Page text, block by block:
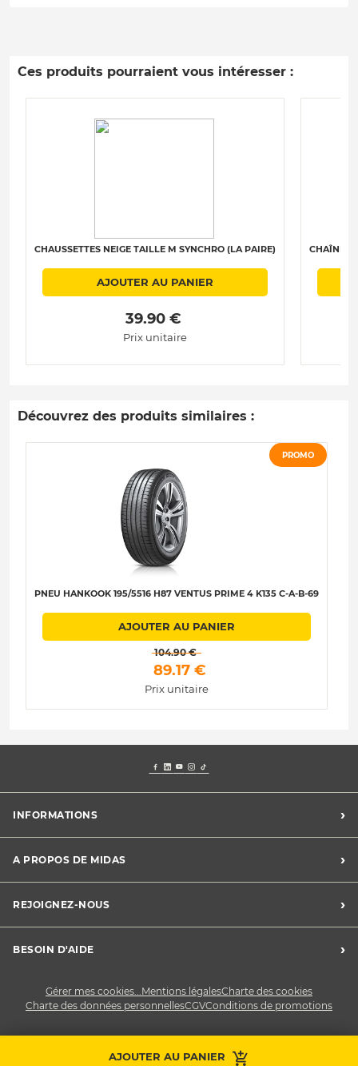
AJOUTER AU PANIER
Ces produits pourraient vous intéresser :
CHAUSSETTES NEIGE TAILLE M SYNCHRO (LA PAIRE)
AJOUTER AU PANIER
39.90 €
Prix unitaire
CHAÎNES
Découvrez des produits similaires :
PROMO
PNEU HANKOOK 195/5516 H87 VENTUS PRIME 4 K135 C-A-B-69
AJOUTER AU PANIER
104.90 €
89.17 €
Prix unitaire
INFORMATIONS ›
Charte des cookies
Charte des données personnelles
CGV
Conditions de promotions
A PROPOS DE MIDAS ›
Midas France
Développement durable
REJOIGNEZ-NOUS ›
Devenez franchisé
BESOIN D'AIDE ›
Gérer mes cookies...Mentions légalesCharte des cookies
Charte des données personnellesCGVConditions de promotions
Prendre RDV